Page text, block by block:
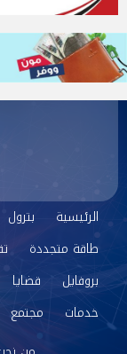
الرئيسية بترول
طاقة متجددة
بروفايل
قضايا
خدمات
مجتمع